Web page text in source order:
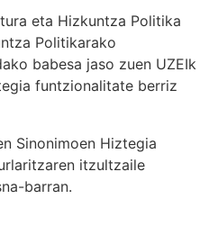
eta Hizkuntza Politika
Politikarako
babesa jaso zuen UZEIk
funtzionalitate berriz
Sinonimoen Hiztegia
itzultzaile
barran.